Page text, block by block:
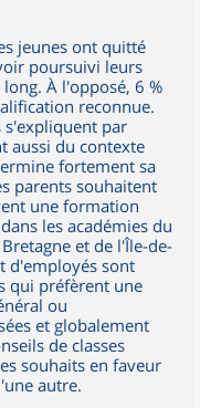
jeunes ont quitté
poursuivi leurs
À l'opposé, 6 %
reconnue.
s'expliquent par
aussi du contexte
fortement sa
parents souhaitent
une formation
les académies du
et de l'Île-de-
d'employés sont
qui préfèrent une
ou
et globalement
de classes
souhaits en faveur
autre.